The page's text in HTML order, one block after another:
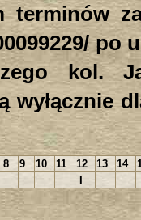
terminów
po
kol.
wyłącznie
8 9 10 11 12 13 14
I